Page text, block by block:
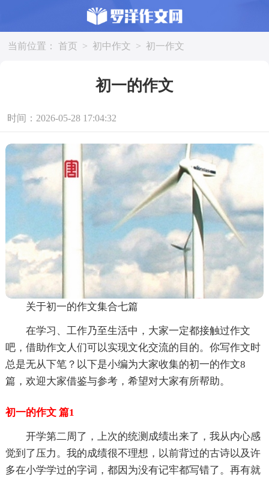
当前位置： 首页 > 初中作文 > 初一作文
初一的作文
时间：2026-05-28 17:04:32
关于初一的作文集合七篇
在学习、工作乃至生活中，大家一定都接触过作文
吧，借助作文人们可以实现文化交流的目的。你写作文时
总是无从下笔？以下是小编为大家收集的初一的作文8
篇，欢迎大家借鉴与参考，希望对大家有所帮助。
初一的作文 篇1
开学第二周了，上次的统测成绩出来了，我从内心感
觉到了压力。我的成绩很不理想，以前背过的古诗以及许
多在小学学过的字词，都因为没有记牢都写错了。再有就